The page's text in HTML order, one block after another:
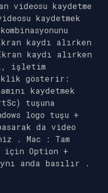
videosu kaydetme
kaydetmek
kaydı alırken
kaydı alırken
işletim
gösterir:
kaydetmek
tuşuna
logo tuşu +
da video
. Mac : Tam
için Option +
anda basılır .